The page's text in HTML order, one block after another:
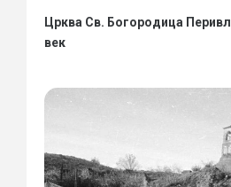
Црква Св. Богородица
век